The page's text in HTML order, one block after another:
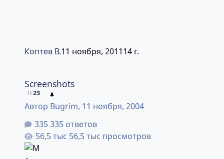
Коптев В.11 ноября, 201114 г.
Screenshots
23
Автор Bugrim, 11 ноября, 2004
335 ответов
56,5 тыс просмотров